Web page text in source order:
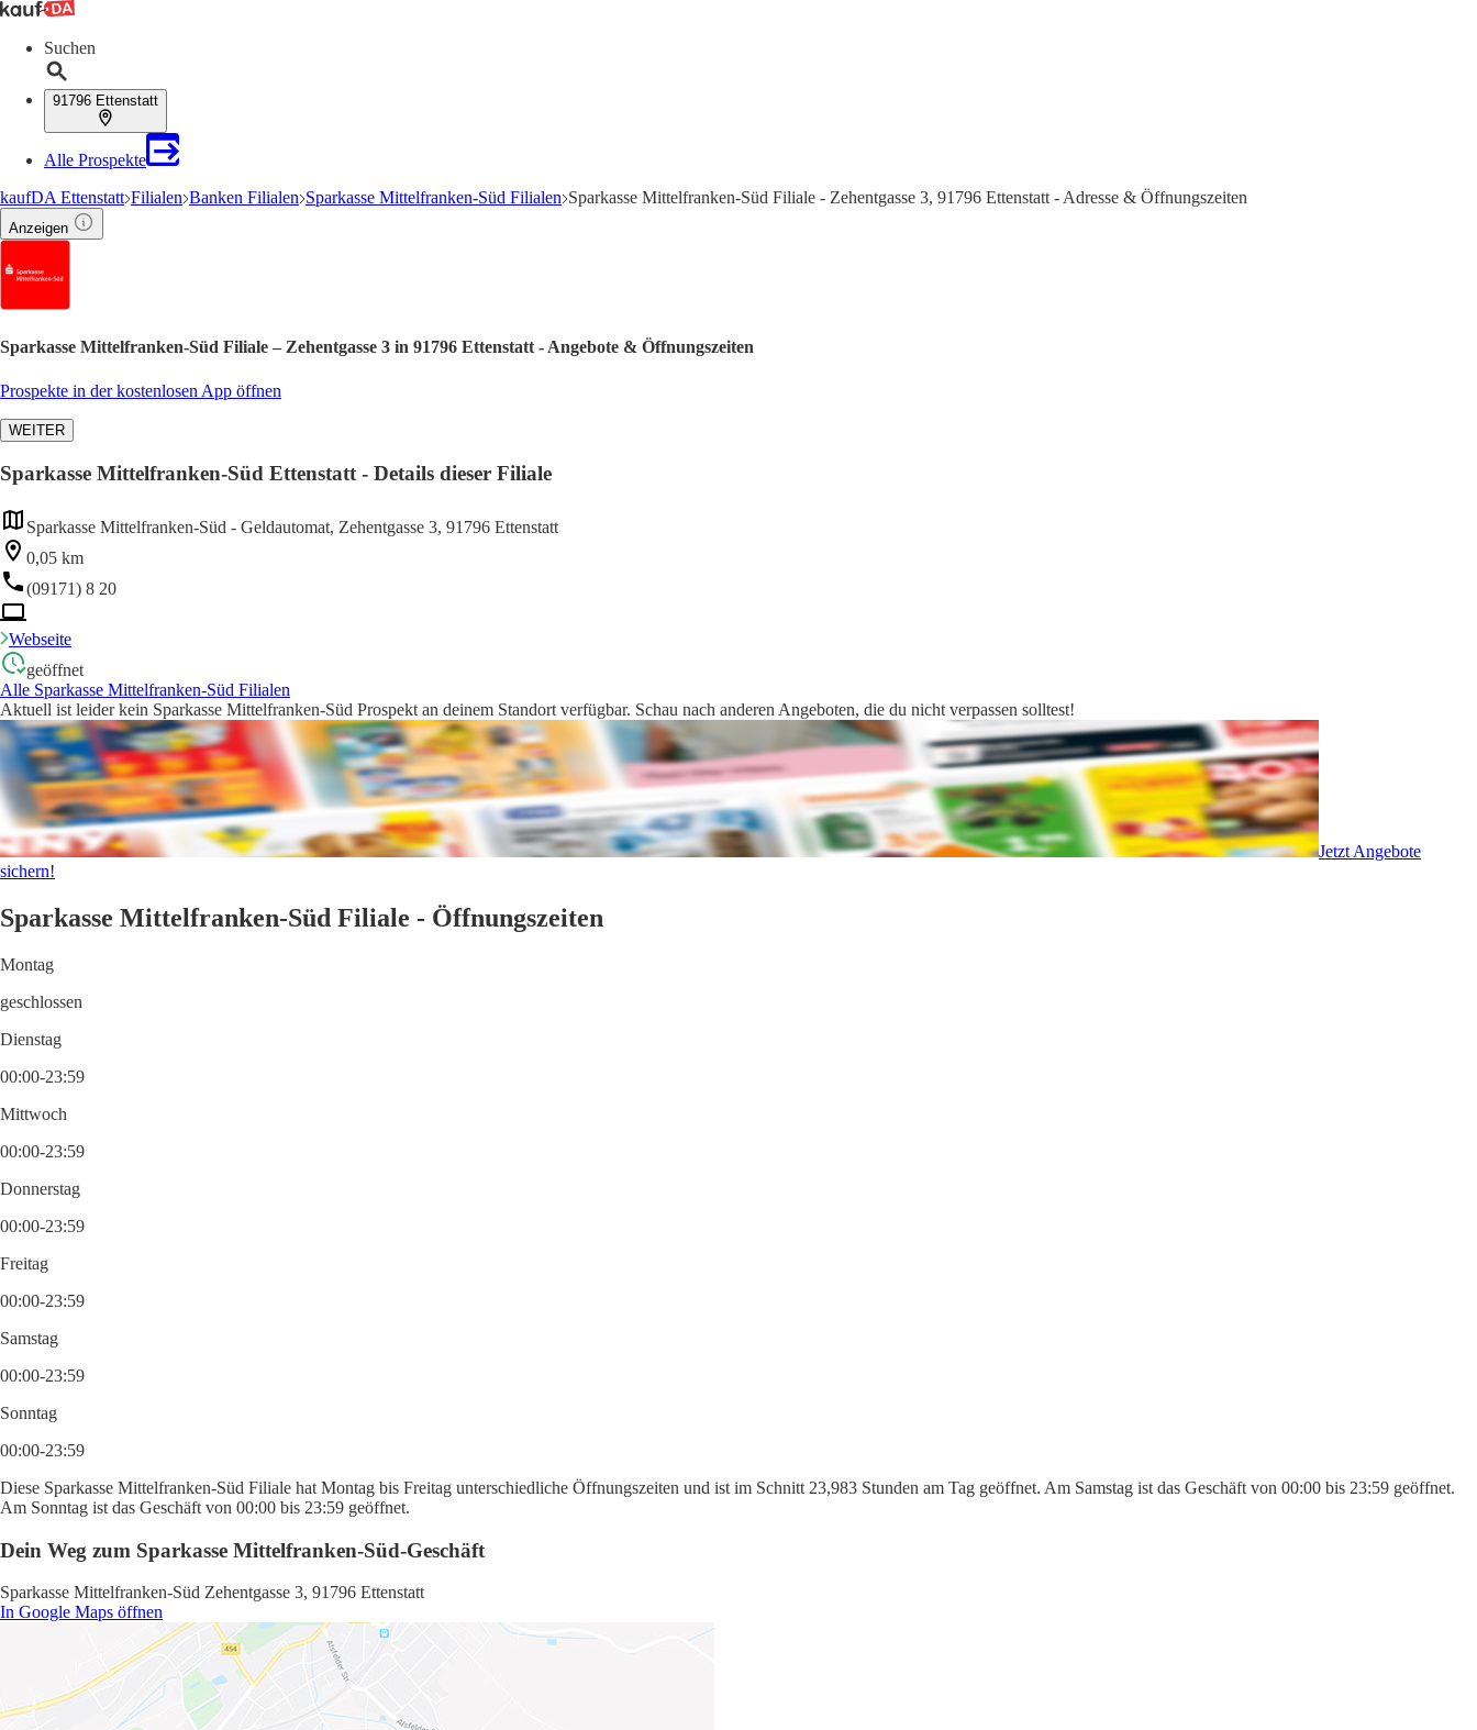
Suchen
91796 Ettenstatt
Alle Prospekte
kaufDA Ettenstatt Filialen Banken Filialen Sparkasse Mittelfranken-Süd Filialen Sparkasse Mittelfranken-Süd Filiale - Zehentgasse 3, 91796 Ettenstatt - Adresse & Öffnungszeiten
Anzeigen
Sparkasse Mittelfranken-Süd Filiale – Zehentgasse 3 in 91796 Ettenstatt - Angebote & Öffnungszeiten
Prospekte in der kostenlosen App öffnen
WEITER
Sparkasse Mittelfranken-Süd Ettenstatt - Details dieser Filiale
Sparkasse Mittelfranken-Süd - Geldautomat, Zehentgasse 3, 91796 Ettenstatt
0,05 km
(09171) 8 20
Webseite
geöffnet
Alle Sparkasse Mittelfranken-Süd Filialen
Aktuell ist leider kein Sparkasse Mittelfranken-Süd Prospekt an deinem Standort verfügbar. Schau nach anderen Angeboten, die du nicht verpassen solltest!
Jetzt Angebote
sichern!
Sparkasse Mittelfranken-Süd Filiale - Öffnungszeiten
Montag
geschlossen
Dienstag
00:00-23:59
Mittwoch
00:00-23:59
Donnerstag
00:00-23:59
Freitag
00:00-23:59
Samstag
00:00-23:59
Sonntag
00:00-23:59
Diese Sparkasse Mittelfranken-Süd Filiale hat Montag bis Freitag unterschiedliche Öffnungszeiten und ist im Schnitt 23,983 Stunden am Tag geöffnet. Am Samstag ist das Geschäft von 00:00 bis 23:59 geöffnet.
Am Sonntag ist das Geschäft von 00:00 bis 23:59 geöffnet.
Dein Weg zum Sparkasse Mittelfranken-Süd-Geschäft
Sparkasse Mittelfranken-Süd Zehentgasse 3, 91796 Ettenstatt
In Google Maps öffnen